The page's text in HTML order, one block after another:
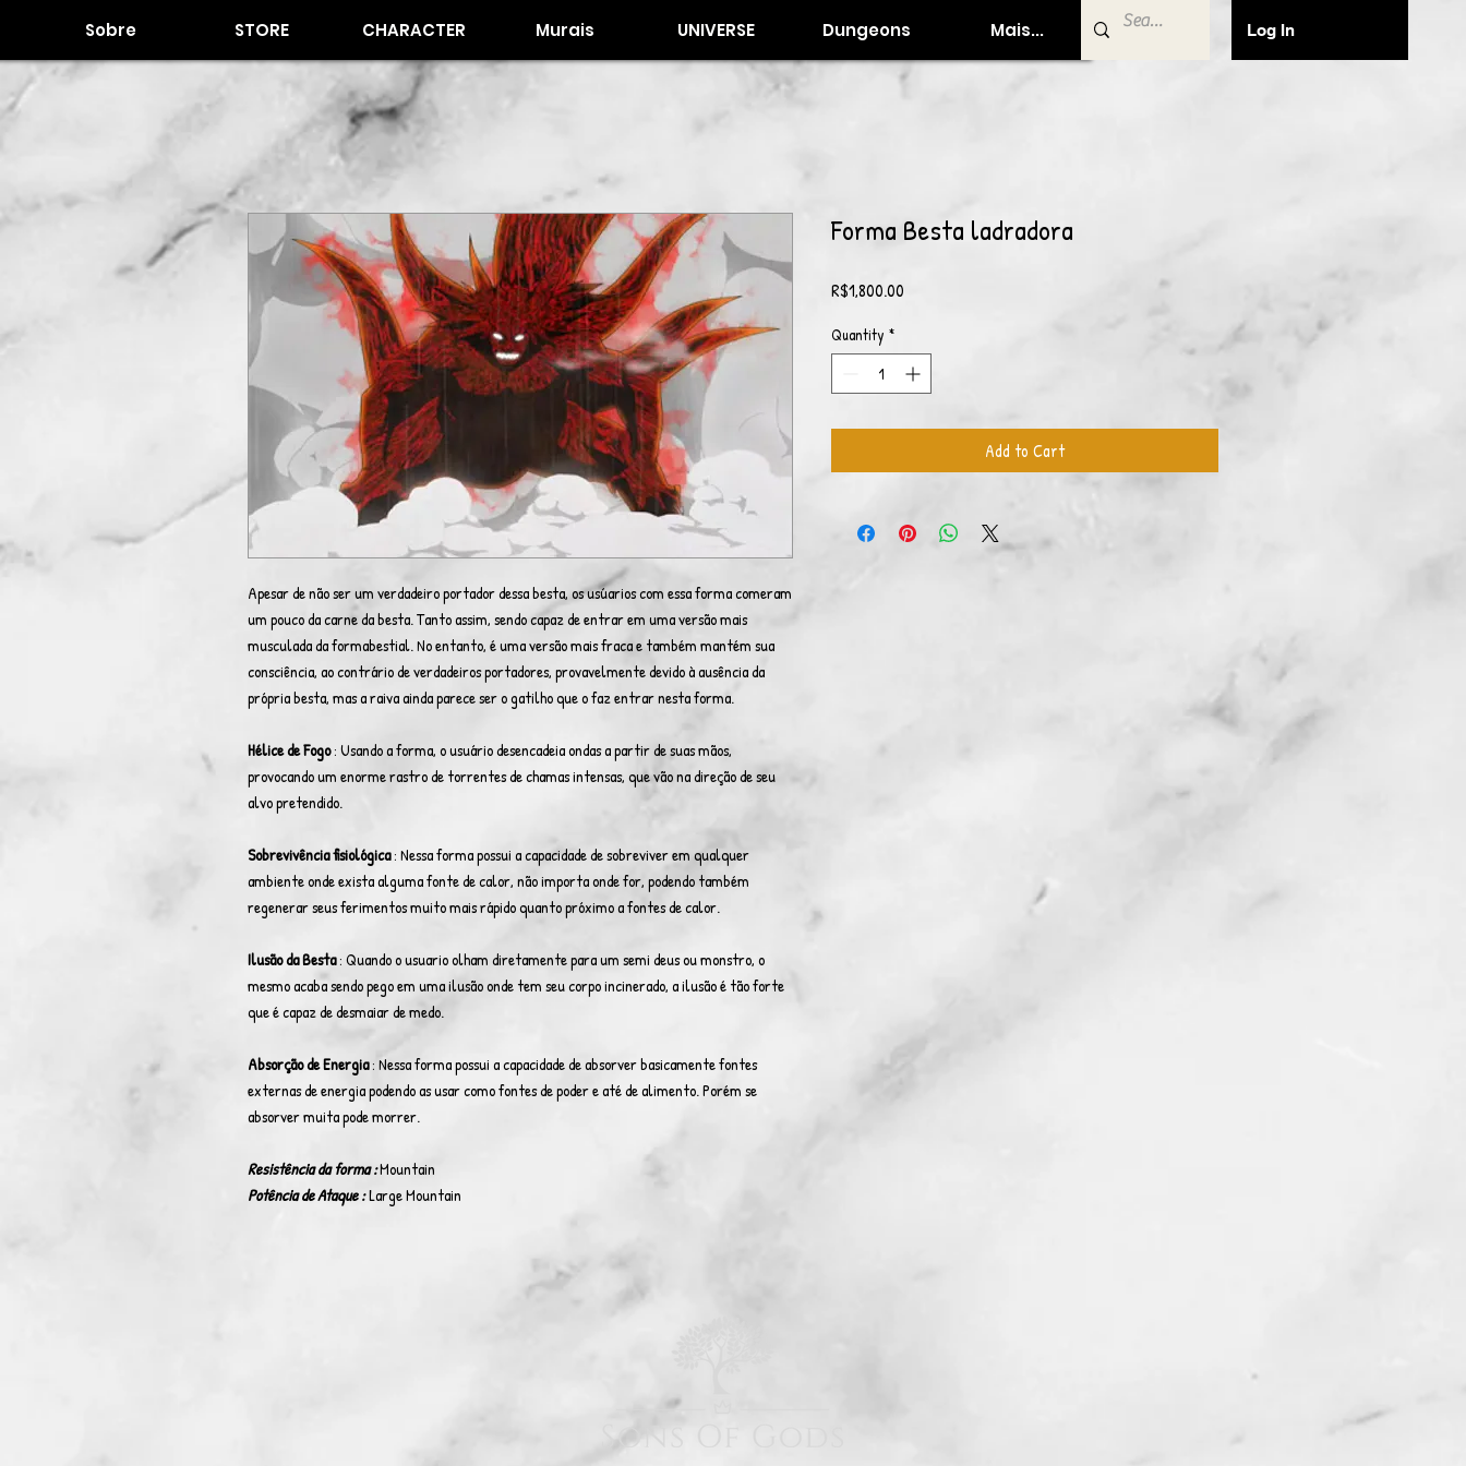
Sobre STORE CHARACTER Murais UNIVERSE Dungeons Mais... Log In
Apesar de não ser um verdadeiro portador dessa besta, os usúarios com essa forma comeram
um pouco da carne da besta. Tanto assim, sendo capaz de entrar em uma versão mais
musculada da formabestial. No entanto, é uma versão mais fraca e também mantém sua
consciência, ao contrário de verdadeiros portadores, provavelmente devido à ausência da
própria besta, mas a raiva ainda parece ser o gatilho que o faz entrar nesta forma.
Hélice de Fogo: Usando a forma, o usuário desencadeia ondas a partir de suas mãos,
provocando um enorme rastro de torrentes de chamas intensas, que vão na direção de seu
alvo pretendido.
Sobrevivência fisiológica: Nessa forma possui a capacidade de sobreviver em qualquer
ambiente onde exista alguma fonte de calor, não importa onde for, podendo também
regenerar seus ferimentos muito mais rápido quanto próximo a fontes de calor.
Ilusão da Besta: Quando o usuario olham diretamente para um semi deus ou monstro, o
mesmo acaba sendo pego em uma ilusão onde tem seu corpo incinerado, a ilusão é tão forte
que é capaz de desmaiar de medo.
Absorção de Energia: Nessa forma possui a capacidade de absorver basicamente fontes
externas de energia podendo as usar como fontes de poder e até de alimento. Porém se
absorver muita pode morrer.
Resistência da forma :Mountain
Potência de Ataque :Large Mountain
Forma Besta ladradora
R$1,800.00
Quantity *
Add to Cart